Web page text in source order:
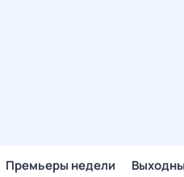
Премьеры недели